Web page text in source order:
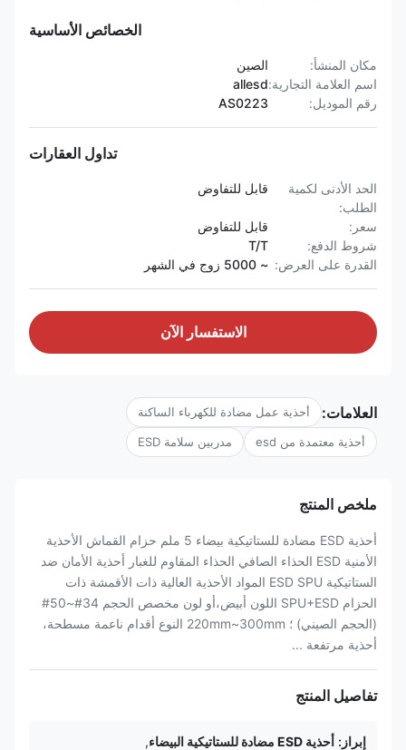
الخصائص الأساسية
مكان المنشأ:
الصين
اسم العلامة التجارية:allesd
رقم الموديل:
AS0223
تداول العقارات
الحد الأدنى لكمية
الطلب:
قابل للتفاوض
سعر:
قابل للتفاوض
شروط الدفع:
T/T
القدرة على العرض: ~ 5000 زوج في الشهر
الاستفسار الآن
العلامات: أحذية عمل مضادة للكهرباء الساكنة
أحذية معتمدة من esd مدربين سلامة ESD
ملخص المنتج
أحذية ESD مضادة للستاتيكية بيضاء 5 ملم حزام القماش الأحذية
الأمنية ESD الحذاء الصافي الحذاء المقاوم للغبار أحذية الأمان ضد
الستاتيكية ESD SPU المواد الأحذية العالية ذات الأقمشة ذات
الحزام SPU+ESD اللون أبيض،أو لون مخصص الحجم 34#~50#
(الحجم الصيني) ؛ 220mm~300mm النوع أقدام ناعمة مسطحة،
أحذية مرتفعة ...
تفاصيل المنتج
إبراز: أحذية ESD مضادة للستاتيكية البيضاء
,